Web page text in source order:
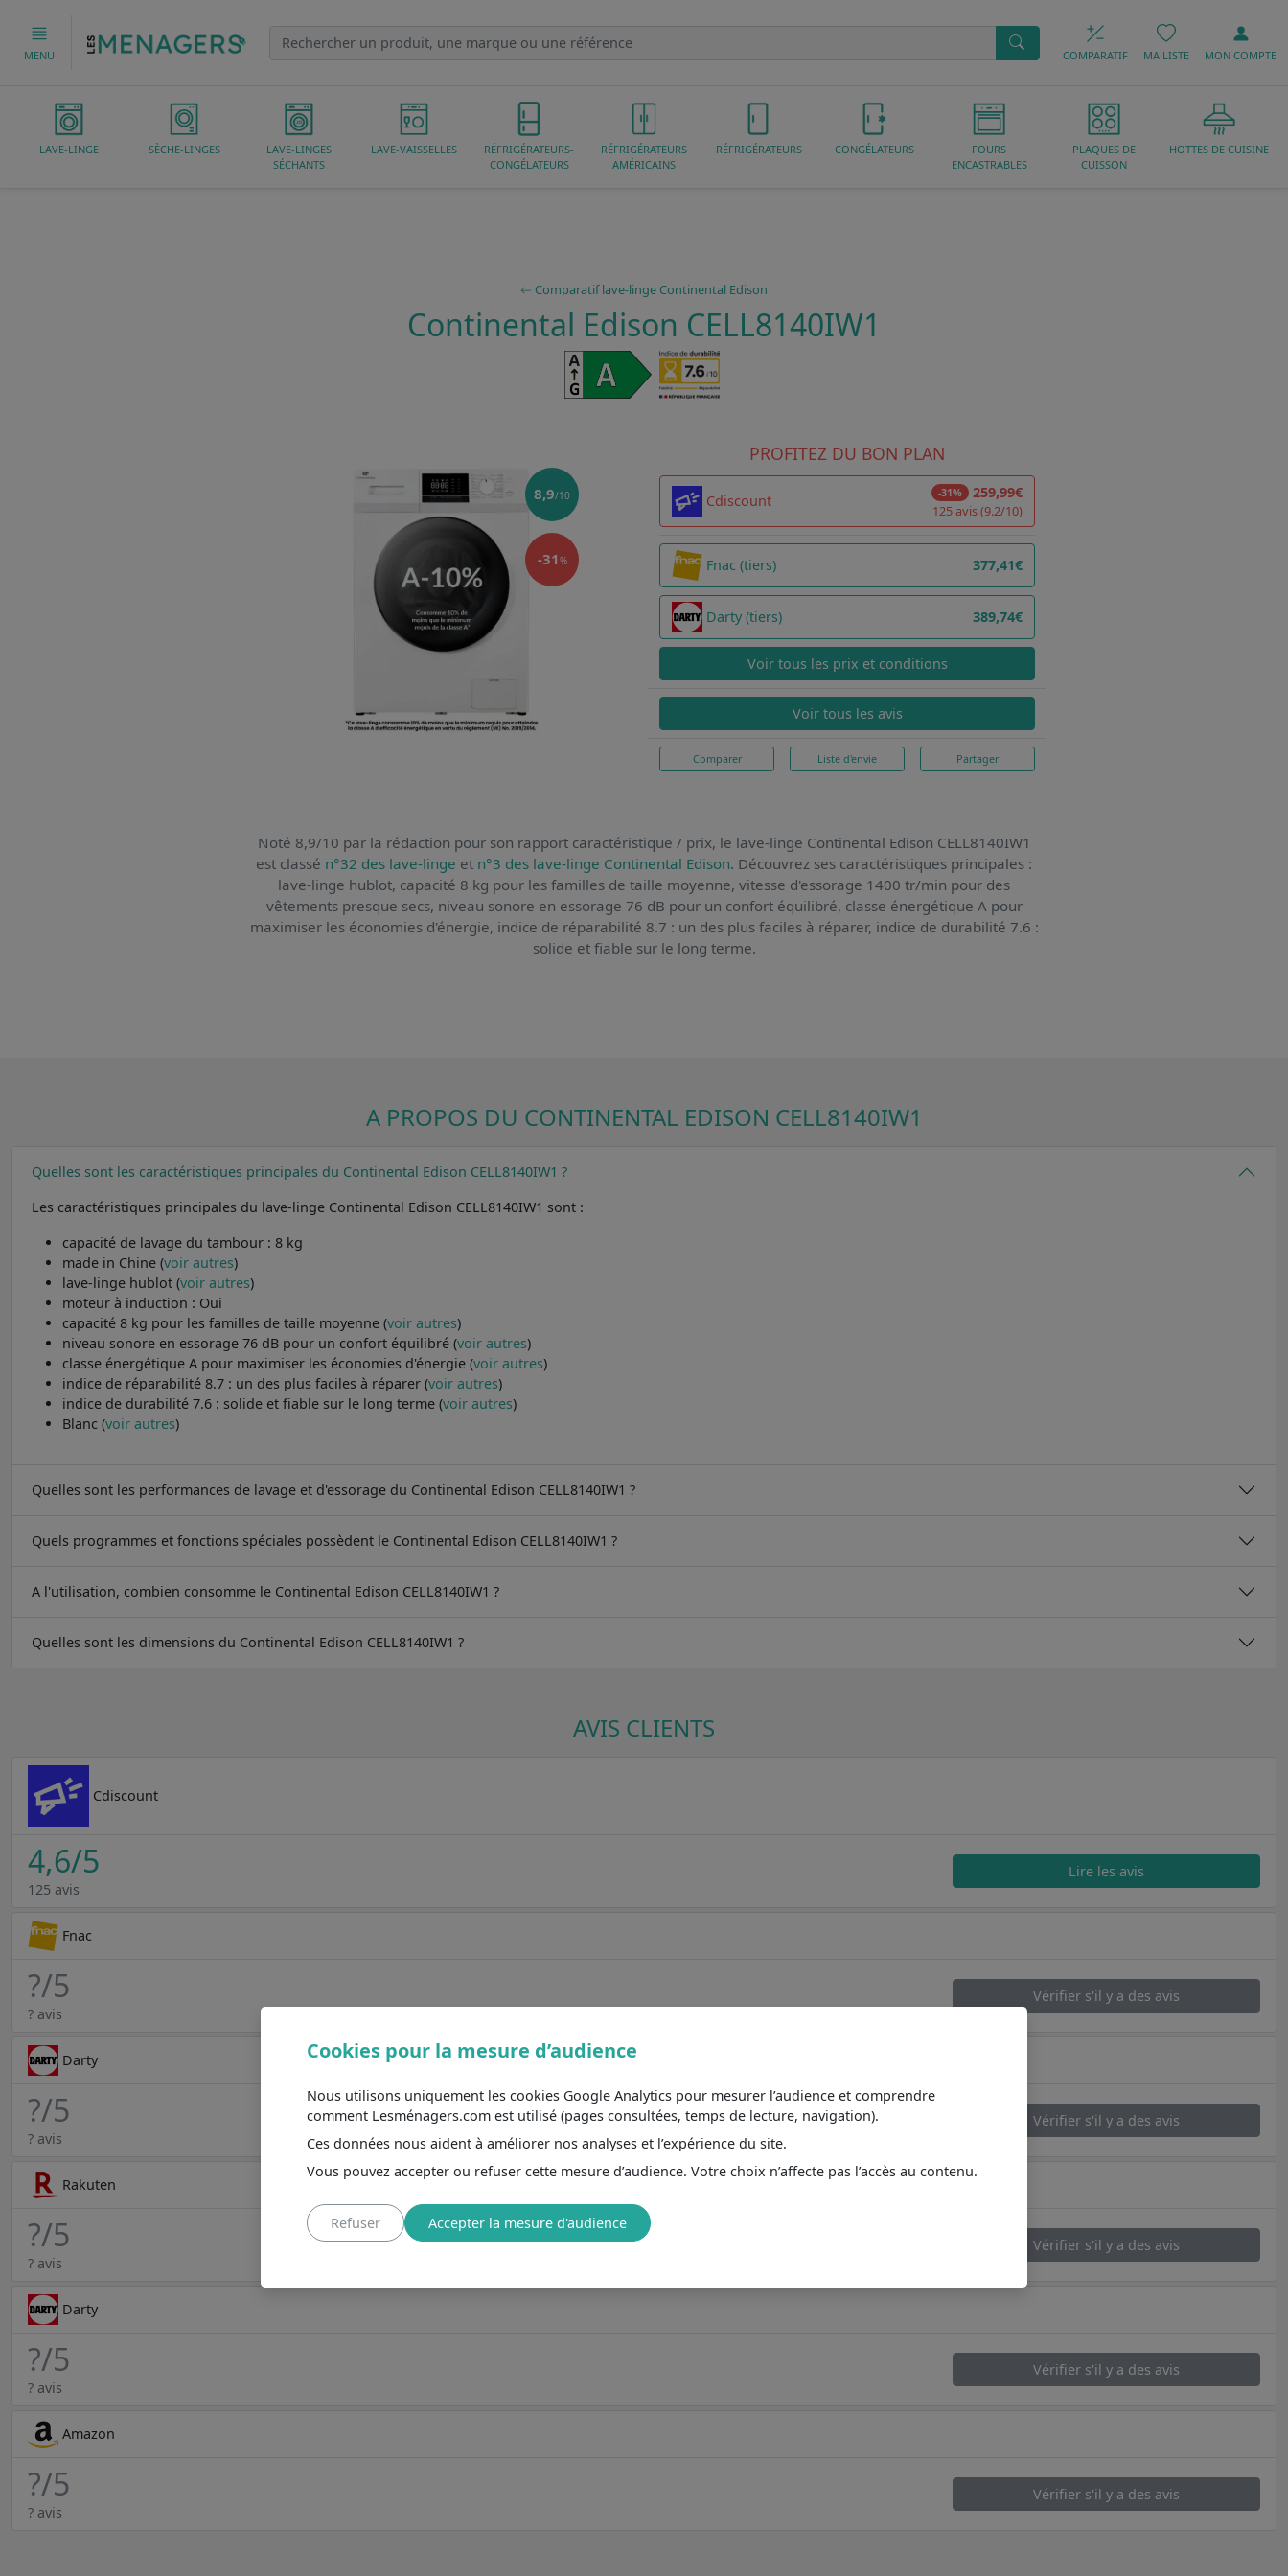
MENU COMPARATIF MA LISTE MON COMPTE
LAVE-LINGE SÈCHE-LINGES
LAVE-LINGES
SÉCHANTS
LAVE-VAISSELLES
RÉFRIGÉRATEURS-
CONGÉLATEURS
RÉFRIGÉRATEURS
AMÉRICAINS
RÉFRIGÉRATEURS CONGÉLATEURS
FOURS
ENCASTRABLES
PLAQUES DE
CUISSON
HOTTES DE CUISINE
Comparatif lave-linge Continental Edison
Continental Edison CELL8140IW1
8,9/10
-31 %
PROFITEZ DU BON PLAN
Cdiscount -31% 259,99€
125 avis (9.2/10)
Fnac (tiers) 377,41€
Darty (tiers) 389,74€
Voir tous les prix et conditions
Voir tous les avis
Comparer Liste d'envie Partager
Noté 8,9/10 par la rédaction pour son rapport caractéristique / prix, le lave-linge Continental Edison CELL8140IW1
est classé n°32 des lave-linge et n°3 des lave-linge Continental Edison. Découvrez ses caractéristiques principales :
lave-linge hublot, capacité 8 kg pour les familles de taille moyenne, vitesse d'essorage 1400 tr/min pour des
vêtements presque secs, niveau sonore en essorage 76 dB pour un confort équilibré, classe énergétique A pour
maximiser les économies d'énergie, indice de réparabilité 8.7 : un des plus faciles à réparer, indice de durabilité 7.6 :
solide et fiable sur le long terme.
A PROPOS DU CONTINENTAL EDISON CELL8140IW1
Quelles sont les caractéristiques principales du Continental Edison CELL8140IW1 ?
Les caractéristiques principales du lave-linge Continental Edison CELL8140IW1 sont :
capacité de lavage du tambour : 8 kg
made in Chine (voir autres)
lave-linge hublot (voir autres)
moteur à induction : Oui
capacité 8 kg pour les familles de taille moyenne (voir autres)
niveau sonore en essorage 76 dB pour un confort équilibré (voir autres)
classe énergétique A pour maximiser les économies d'énergie (voir autres)
indice de réparabilité 8.7 : un des plus faciles à réparer (voir autres)
indice de durabilité 7.6 : solide et fiable sur le long terme (voir autres)
Blanc (voir autres)
Quelles sont les performances de lavage et d'essorage du Continental Edison CELL8140IW1 ?
Quels programmes et fonctions spéciales possèdent le Continental Edison CELL8140IW1 ?
A l'utilisation, combien consomme le Continental Edison CELL8140IW1 ?
Quelles sont les dimensions du Continental Edison CELL8140IW1 ?
AVIS CLIENTS
Cdiscount
4,6/5
125 avis
Lire les avis
Fnac
?/5
? avis
Vérifier s'il y a des avis
Darty
?/5
? avis
Vérifier s'il y a des avis
Rakuten
?/5
? avis
Vérifier s'il y a des avis
Darty
?/5
? avis
Vérifier s'il y a des avis
Amazon
?/5
? avis
Vérifier s'il y a des avis
Cookies pour la mesure d’audience
Nous utilisons uniquement les cookies Google Analytics pour mesurer l’audience et comprendre
comment Lesménagers.com est utilisé (pages consultées, temps de lecture, navigation).
Ces données nous aident à améliorer nos analyses et l’expérience du site.
Vous pouvez accepter ou refuser cette mesure d’audience. Votre choix n’affecte pas l’accès au contenu.
Refuser Accepter la mesure d'audience